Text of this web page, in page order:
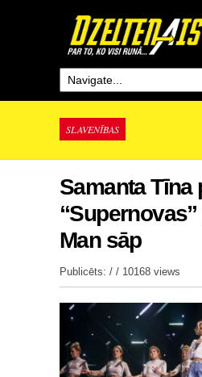
SLAVENĪBAS
Samanta Tīna
Man sāp
Publicēts: / / 10168 views